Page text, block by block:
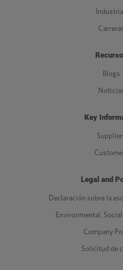
Blogs
Key
Legal and
Declaración sobre la
Environmental,
Company
Solicitud de